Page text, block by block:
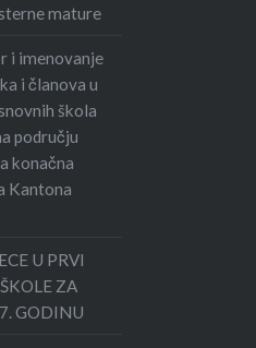
mature
i imenovanje
i članova u
škola
području
konačna
Kantona
U PRVI
ZA
GODINU